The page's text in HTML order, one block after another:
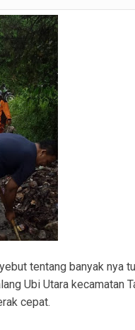
Subuh di Kawasan Masjid Syuhada
Sasar Potensi Gangguan
II, Tiga Terduga Pelaku
di Panci Presto
Turunan Gajah PALI
Pemerintahan Desa
tentang banyak nya
Ubi Utara kecamatan
cepat.